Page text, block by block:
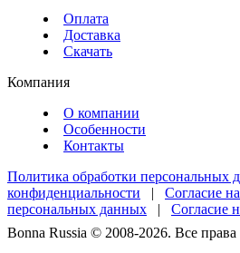
Оплата
Доставка
Скачать
Компания
О компании
Особенности
Контакты
Политика обработки персональных
конфиденциальности | Согласие
персональных данных | Согласие
Bonna Russia © 2008-2026. Все